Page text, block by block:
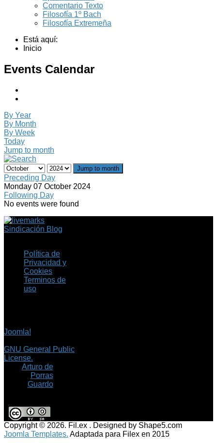
Comentario Texto
Filosofía 1º Bach
Filosofía Extremeña
Está aquí:
Inicio
Events Calendar
By Year
By Month
By Week
Today
Jump to month
Jump to month
Preceding Day
Monday 07 October 2024
Following Day
No events were found
Sindicación Blog
Política de
Privacidad y
Cookies
Terminos de
uso
Joomla!
GNU General Public
License.
Arturo de
Porras
Guardo
Copyright © 2026. Fil.ex . Designed by Shape5.com
Joomla Templates. Adaptada para Filex en 2015